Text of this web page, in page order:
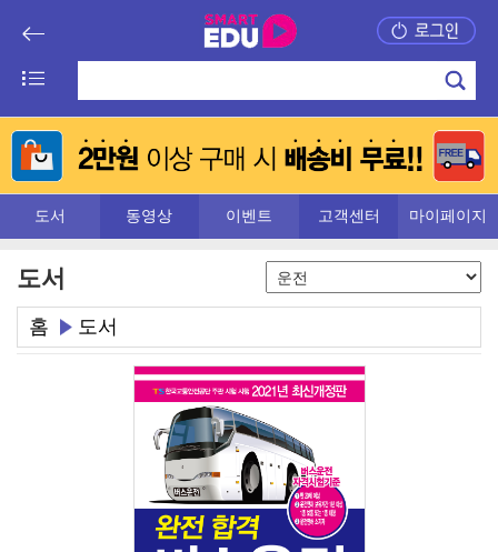
도서 동영상 이벤트 고객센터 마이페이지
도서
홈 도서